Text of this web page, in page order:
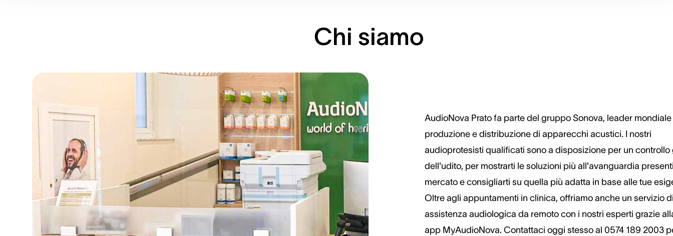
Chi siamo
AudioNova Prato fa parte del gruppo Sonova, leader
produzione e distribuzione di apparecchi acustici. I nostri
audioprotesisti qualificati sono a disposizione per un controllo
dell'udito, per mostrarti le soluzioni più all'avanguardia
mercato e consigliarti su quella più adatta in base alle tue
Oltre agli appuntamenti in clinica, offriamo anche un servizio
assistenza audiologica da remoto con i nostri esperti grazie
app MyAudioNova. Contattaci oggi stesso al 0574 189 2003